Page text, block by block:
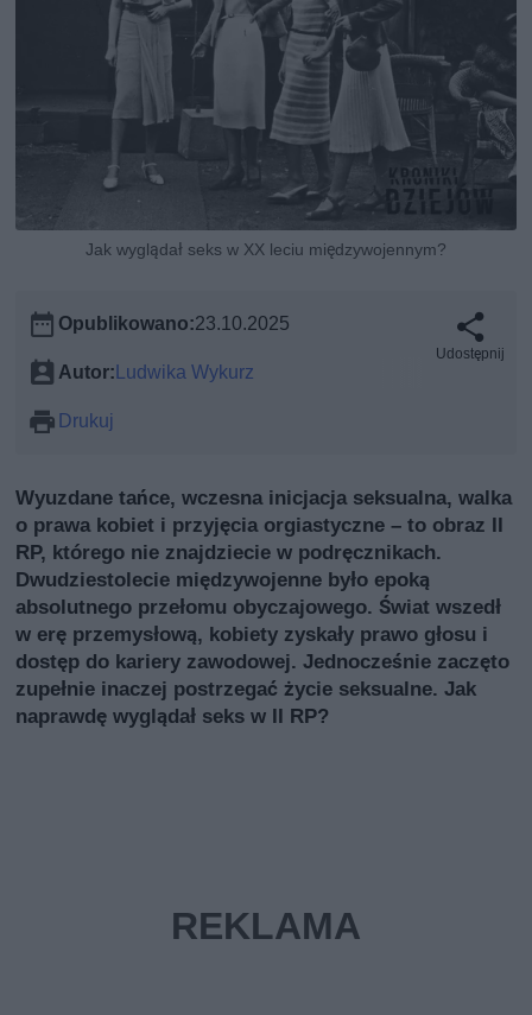
Jak wyglądał seks w XX leciu międzywojennym?
Opublikowano:23.10.2025
Autor: Ludwika Wykurz
Drukuj
Udostępnij
Wyuzdane tańce, wczesna inicjacja seksualna, walka
o prawa kobiet i przyjęcia orgiastyczne – to obraz II
RP, którego nie znajdziecie w podręcznikach.
Dwudziestolecie międzywojenne było epoką
absolutnego przełomu obyczajowego. Świat wszedł
w erę przemysłową, kobiety zyskały prawo głosu i
dostęp do kariery zawodowej. Jednocześnie zaczęto
zupełnie inaczej postrzegać życie seksualne. Jak
naprawdę wyglądał seks w II RP?